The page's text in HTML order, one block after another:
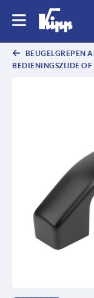
BEUGELGREPEN
BEDIENINGSZIJDE